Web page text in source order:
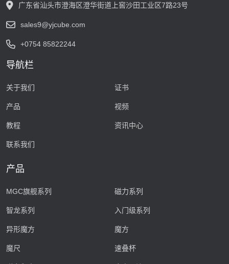
广东省汕头市澄海区澄华街道上窖沙田工业区7路23号
sales9@yjcube.com
+0754 85822244
导航栏
关于我们 证书
产品 视频
教程 资讯中心
联系我们
产品
MGC旗舰系列 磁力系列
智龙系列 入门级系列
异形魔方 魔方
魔尺 速叠杯